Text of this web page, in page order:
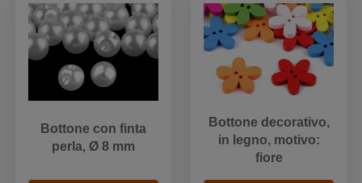
Bottone con finta
perla, Ø 8 mm
Bottone decorativo,
in legno, motivo:
fiore